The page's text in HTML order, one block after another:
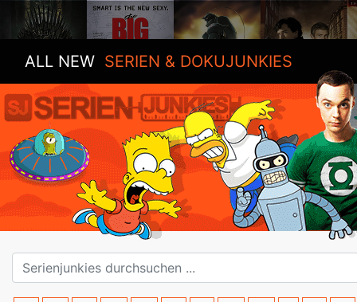
ALL NEW SERIEN & DOKUJUNKIES